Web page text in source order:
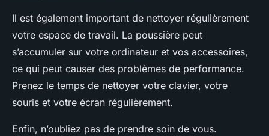
Il est également important de nettoyer régulièrement
votre espace de travail. La poussière peut
s’accumuler sur votre ordinateur et vos accessoires,
ce qui peut causer des problèmes de performance.
Prenez le temps de nettoyer votre clavier, votre
souris et votre écran régulièrement.
Enfin, n’oubliez pas de prendre soin de vous.